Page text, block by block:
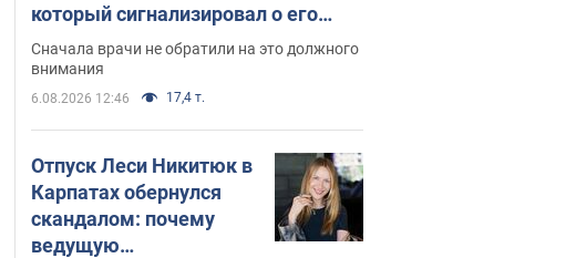
который сигнализировал о его
"агрессивном" раке
Сначала врачи не обратили на это должного
внимания
6.08.2026 12:46 17,4 т.
Отпуск Леси Никитюк в
Карпатах обернулся
скандалом: почему
ведущую